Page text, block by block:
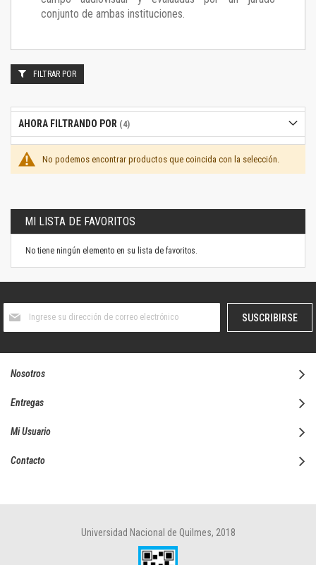
conjunto de ambas instituciones.
No podemos encontrar productos que coincida con la selección.
FILTRAR POR
AHORA FILTRANDO POR
MI LISTA DE FAVORITOS
No tiene ningún elemento en su lista de favoritos.
boletín
SUSCRIBIRSE
Nosotros
Entregas
Mi Usuario
Contacto
Universidad Nacional de Quilmes, 2018